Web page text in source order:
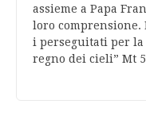
assieme a Papa
loro comprensione.
i perseguitati per
regno dei cieli” Mt